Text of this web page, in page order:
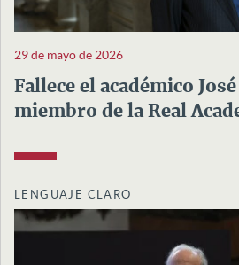
29 de mayo de 2026
Fallece el académico
miembro de la Real
LENGUAJE CLARO